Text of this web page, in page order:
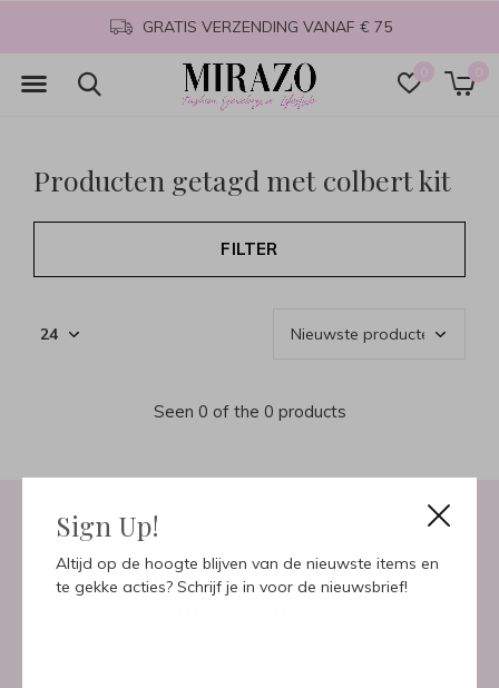
Sign Up!
Altijd op de hoogte blijven van de nieuwste items en
te gekke acties? Schrijf je in voor de nieuwsbrief!
0 0
GRATIS VERZENDING VANAF € 75
Producten getagd met colbert kit
FILTER
Seen 0 of the 0 products
Meld je aan voor onze
nieuwsbrief